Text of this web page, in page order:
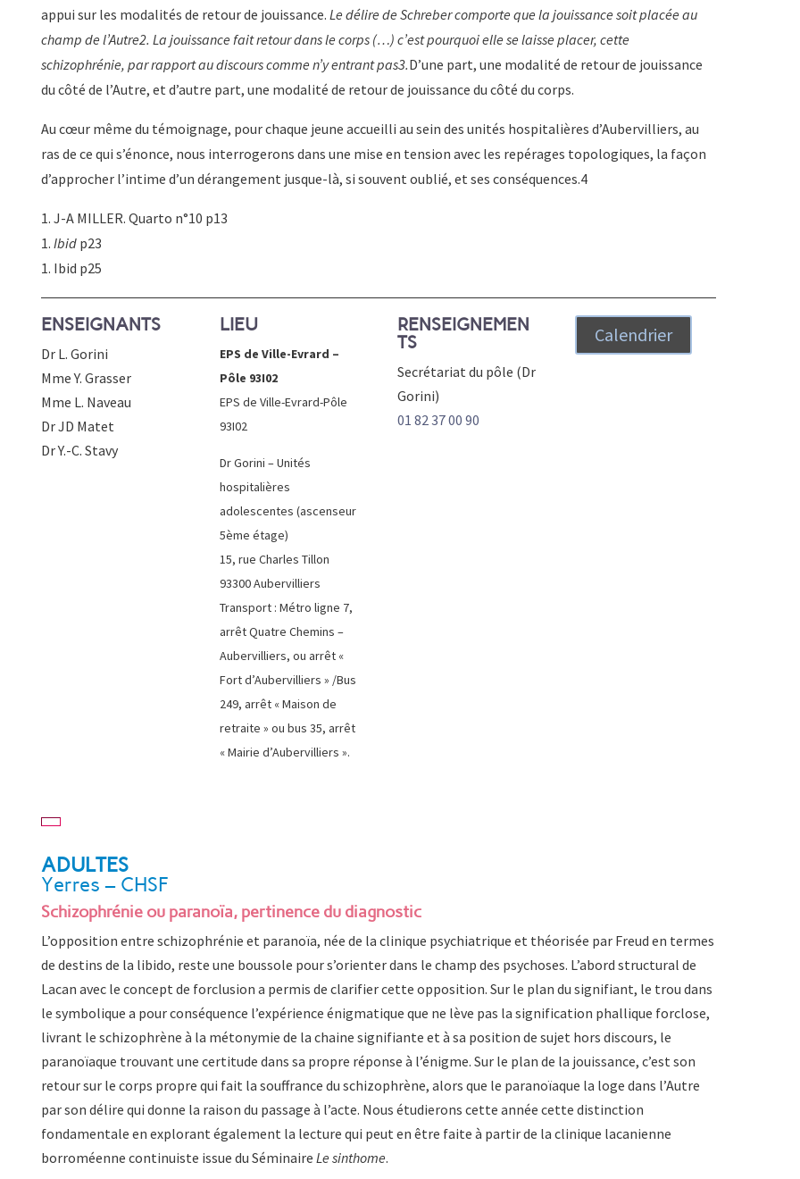
appui sur les modalités de retour de jouissance.Le délire de Schreber comporte que la jouissance soit placée au
champ de l’Autre2. La jouissance fait retour dans le corps (…) c’est pourquoi elle se laisse placer, cette
schizophrénie, par rapport au discours comme n’y entrant pas3.D’une part, une modalité de retour de jouissance
du côté de l’Autre, et d’autre part, une modalité de retour de jouissance du côté du corps.
Au cœur même du témoignage, pour chaque jeune accueilli au sein des unités hospitalières d’Aubervilliers, au
ras de ce qui s’énonce, nous interrogerons dans une mise en tension avec les repérages topologiques, la façon
d’approcher l’intime d’un dérangement jusque-là, si souvent oublié, et ses conséquences.4
1. J-A MILLER. Quarto n°10 p13
1. Ibid p23
1. Ibid p25
ENSEIGNANTS
Dr L. Gorini
Mme Y. Grasser
Mme L. Naveau
Dr JD Matet
Dr Y.-C. Stavy
LIEU
EPS de Ville-Evrard –
Pôle 93I02
EPS de Ville-Evrard-Pôle
93I02
Dr Gorini – Unités
hospitalières
adolescentes (ascenseur
5ème étage)
15, rue Charles Tillon
93300 Aubervilliers
Transport : Métro ligne 7,
arrêt Quatre Chemins –
Aubervilliers, ou arrêt «
Fort d’Aubervilliers » /Bus
249, arrêt « Maison de
retraite » ou bus 35, arrêt
« Mairie d’Aubervilliers ».
RENSEIGNEMEN
TS
Secrétariat du pôle (Dr
Gorini)
01 82 37 00 90
Calendrier
ADULTES
Yerres – CHSF
Schizophrénie ou paranoïa, pertinence du diagnostic
L’opposition entre schizophrénie et paranoïa, née de la clinique psychiatrique et théorisée par Freud en termes
de destins de la libido, reste une boussole pour s’orienter dans le champ des psychoses. L’abord structural de
Lacan avec le concept de forclusion a permis de clarifier cette opposition. Sur le plan du signifiant, le trou dans
le symbolique a pour conséquence l’expérience énigmatique que ne lève pas la signification phallique forclose,
livrant le schizophrène à la métonymie de la chaine signifiante et à sa position de sujet hors discours, le
paranoïaque trouvant une certitude dans sa propre réponse à l’énigme. Sur le plan de la jouissance, c’est son
retour sur le corps propre qui fait la souffrance du schizophrène, alors que le paranoïaque la loge dans l’Autre
par son délire qui donne la raison du passage à l’acte. Nous étudierons cette année cette distinction
fondamentale en explorant également la lecture qui peut en être faite à partir de la clinique lacanienne
borroméenne continuiste issue du SéminaireLe sinthome.